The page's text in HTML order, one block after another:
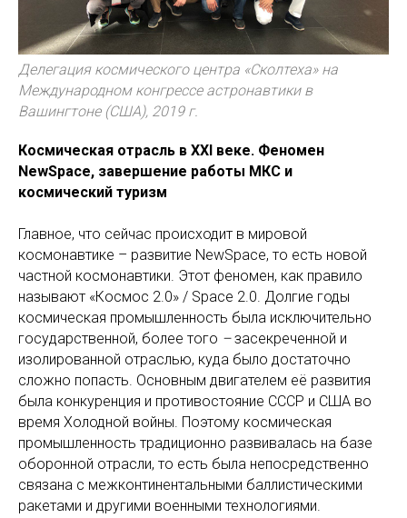
Делегация космического центра «Сколтеха» на
Международном конгрессе астронавтики в
Вашингтоне (США), 2019 г.
Космическая отрасль в XXI веке. Феномен
NewSpace, завершение работы МКС и
космический туризм
Главное, что сейчас происходит в мировой
космонавтике – развитие NewSpace, то есть новой
частной космонавтики. Этот феномен, как правило
называют «Космос 2.0» / Space 2.0. Долгие годы
космическая промышленность была исключительно
государственной, более того –засекреченной и
изолированной отраслью, куда было достаточно
сложно попасть. Основным двигателем её развития
была конкуренция и противостояние СССР и США во
время Холодной войны. Поэтому космическая
промышленность традиционно развивалась на базе
оборонной отрасли, то есть была непосредственно
связана с межконтинентальными баллистическими
ракетами и другими военными технологиями.